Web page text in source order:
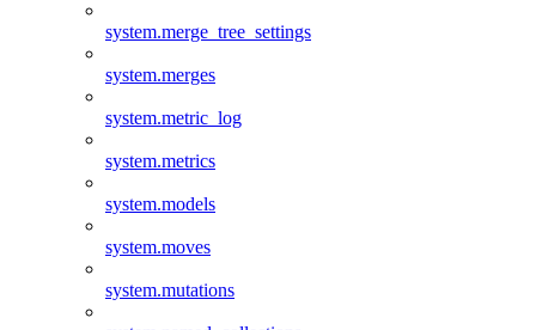
system.merge_tree_settings
system.merges
system.metric_log
system.metrics
system.models
system.moves
system.mutations